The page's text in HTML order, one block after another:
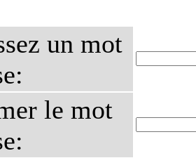
un mot
le mot